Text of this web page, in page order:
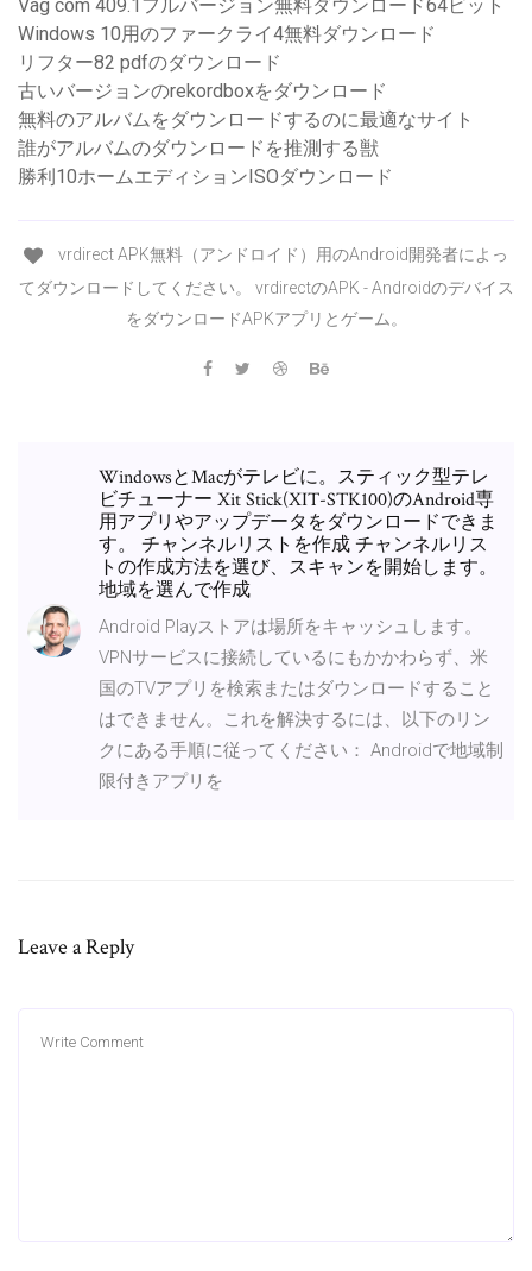
Vag com 409.1フルバージョン無料ダウンロード64ビット
Windows 10用のファークライ4無料ダウンロード
リフター82 pdfのダウンロード
古いバージョンのrekordboxをダウンロード
無料のアルバムをダウンロードするのに最適なサイト
誰がアルバムのダウンロードを推測する獣
勝利10ホームエディションISOダウンロード
vrdirect APK無料（アンドロイド）用のAndroid開発者によっ
てダウンロードしてください。 vrdirectのAPK - Androidのデバイス
をダウンロードAPKアプリとゲーム。
WindowsとMacがテレビに。スティック型テレ
ビチューナー Xit Stick(XIT-STK100)のAndroid専
用アプリやアップデータをダウンロードできま
す。 チャンネルリストを作成 チャンネルリス
トの作成方法を選び、スキャンを開始します。
地域を選んで作成
Android Playストアは場所をキャッシュします。
VPNサービスに接続しているにもかかわらず、米
国のTVアプリを検索またはダウンロードすること
はできません。これを解決するには、以下のリン
クにある手順に従ってください： Androidで地域制
限付きアプリを
Leave a Reply